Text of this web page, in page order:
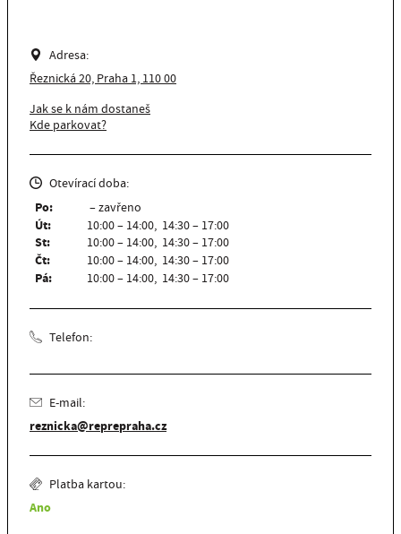
Adresa:
Řeznická 20, Praha 1, 110 00
Jak se k nám dostaneš
Kde parkovat?
Otevírací doba:
Po: – zavřeno
Út: 10:00 – 14:00, 14:30 – 17:00
St: 10:00 – 14:00, 14:30 – 17:00
Čt: 10:00 – 14:00, 14:30 – 17:00
Pá: 10:00 – 14:00, 14:30 – 17:00
Telefon:
E-mail:
reznicka@reprepraha.cz
Platba kartou:
Ano